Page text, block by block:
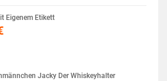
Eigenem Etikett
Jacky Der Whiskeyhalter